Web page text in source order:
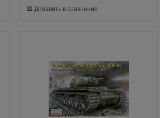
Добавить в сравнение